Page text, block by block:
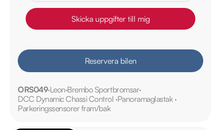
Skicka uppgifter till mig
Reservera bilen
ORS049Leon Brembo Sportbromsar
DCC Dynamic Chassi Control Panoramaglastak
Parkeringssensorer fram/bak